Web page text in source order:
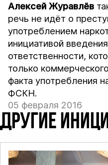
Алексей Журавлёв
речь не идёт о
употреблением
инициативой
ответственности,
только
факта употребления
ФСКН.
05 февраля 2016
ДРУГИЕ